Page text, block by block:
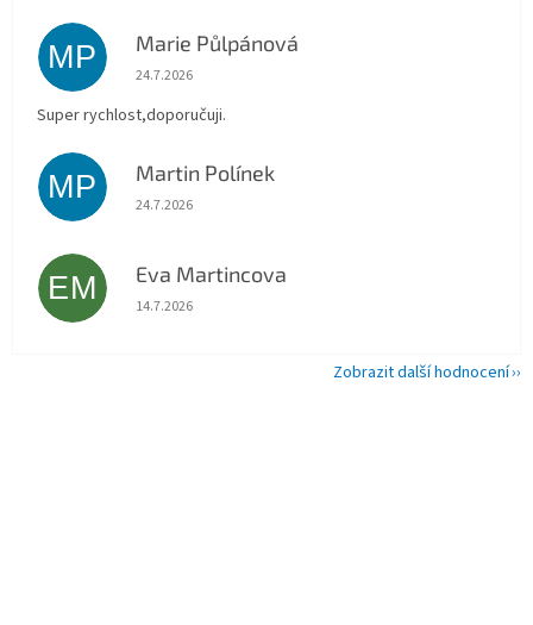
MP Marie Půlpánová
Hodnocení obchodu je 5 z 5 hvězdiček.
24.7.2026
Super rychlost,doporučuji.
MP Martin Polínek
Hodnocení obchodu je 5 z 5 hvězdiček.
24.7.2026
EM Eva Martincova
Hodnocení obchodu je 5 z 5 hvězdiček.
14.7.2026
Zobrazit další hodnocení